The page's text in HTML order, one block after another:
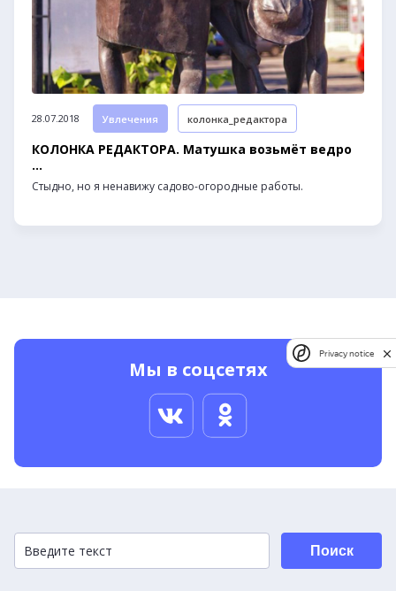
28.07.2018 Увлечения колонка_редактора
КОЛОНКА РЕДАКТОРА. Матушка возьмёт ведро
...
Стыдно, но я ненавижу садово-огородные работы.
Мы в соцсетях
Поиск
Privacy notice